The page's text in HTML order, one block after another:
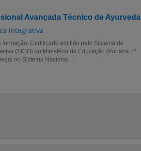
Avançada Técnico de Ayurveda
Integrativa
Certificado emitido pelo Sistema de
(SIGO) do Ministério da Educação (Portaria nº
no Sistema Nacional...